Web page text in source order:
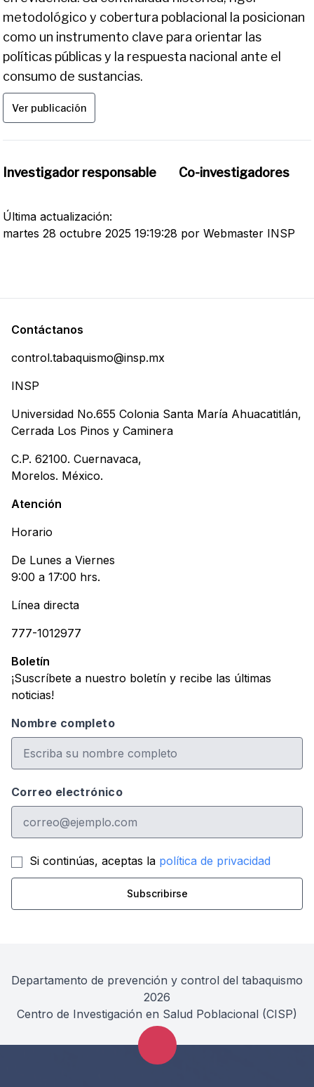
metodológico y cobertura poblacional la posicionan
como un instrumento clave para orientar las
políticas públicas y la respuesta nacional ante el
consumo de sustancias.
Ver publicación
Investigador responsable Co-investigadores
Última actualización:
martes 28 octubre 2025 19:19:28 por Webmaster INSP
Contáctanos
control.tabaquismo@insp.mx
INSP
Universidad No.655 Colonia Santa María Ahuacatitlán,
Cerrada Los Pinos y Caminera
C.P. 62100. Cuernavaca,
Morelos. México.
Atención
Horario
De Lunes a Viernes
9:00 a 17:00 hrs.
Línea directa
777-1012977
Boletín
¡Suscríbete a nuestro boletín y recibe las últimas
noticias!
Nombre completo
Correo electrónico
Si continúas, aceptas la política de privacidad
Departamento de prevención y control del tabaquismo
2026
Centro de Investigación en Salud Poblacional (CISP)